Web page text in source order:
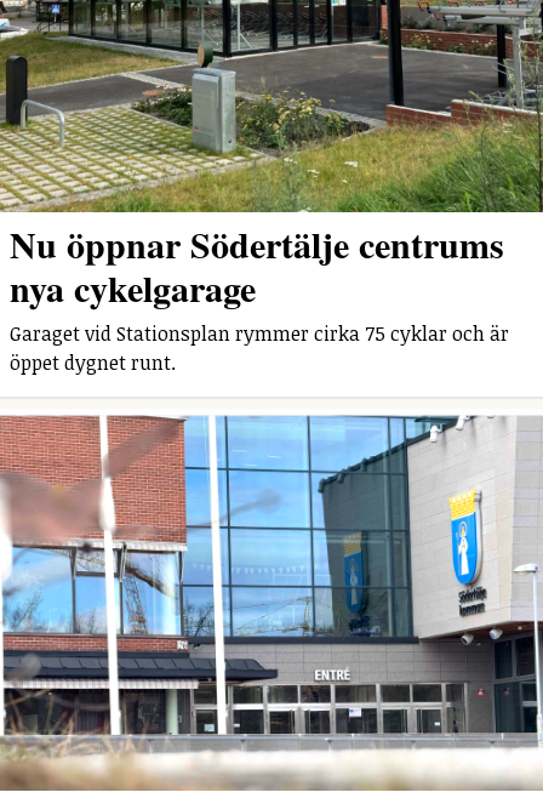
Nu öppnar Södertälje centrums
nya cykelgarage
Garaget vid Stationsplan rymmer cirka 75 cyklar och är
öppet dygnet runt.